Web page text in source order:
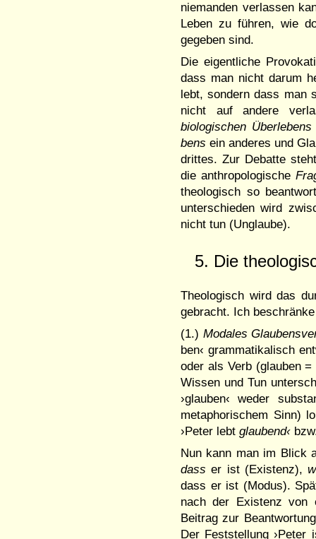
niemanden verlassen
Leben zu führen, wie
gegeben sind.
Die eigentliche
dass man nicht darum
lebt, son­dern dass man
nicht auf an­dere
biologischen Überlebens
bens ein anderes und
drittes. Zur Debatte
die anthro­pologische
theologisch so
unterschieden wird
nicht tun (Un­glaube).
5. Die
Theologisch wird das
gebracht. Ich
(1.) Modales
ben‹ grammatikalisch
oder als Verb (glauben =
Wissen und Tun
›glauben‹ we­der
metaphorischem Sinn)
›Peter lebtglaubend‹
Nun kann man im Blick
dass er ist (Existenz),
dass er ist (Mo­dus).
nach der Exi­stenz von
Beitrag zur
Der Feststellung ›Peter